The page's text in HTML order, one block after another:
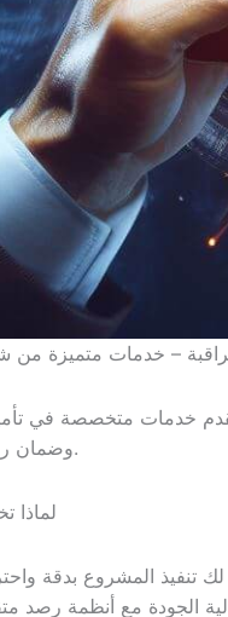
– خدمات متميزة من
خدمات متخصصة في
وضمان راحتك وأمانك.
لماذا